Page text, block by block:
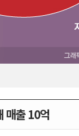
매출 10억